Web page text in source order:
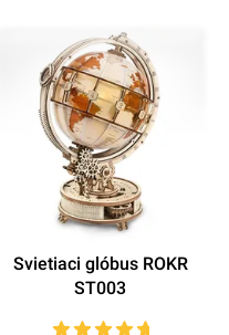
Svietiaci glóbus ROKR
ST003